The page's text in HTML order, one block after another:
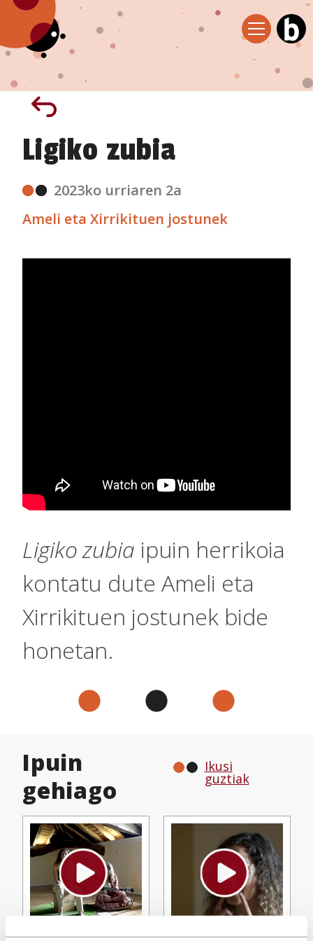
Ligiko zubia
2023ko urriaren 2a
Ameli eta Xirrikituen jostunek
Ligiko zubia ipuin herrikoia
kontatu dute Ameli eta
Xirrikituen jostunek bide
honetan.
Ipuin
gehiago
Ikusi
guztiak